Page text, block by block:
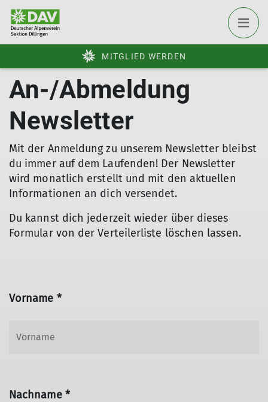
MITGLIED WERDEN
An-/Abmeldung
Newsletter
Mit der Anmeldung zu unserem Newsletter bleibst
du immer auf dem Laufenden! Der Newsletter
wird monatlich erstellt und mit den aktuellen
Informationen an dich versendet.
Du kannst dich jederzeit wieder über dieses
Formular von der Verteilerliste löschen lassen.
Vorname *
Nachname *